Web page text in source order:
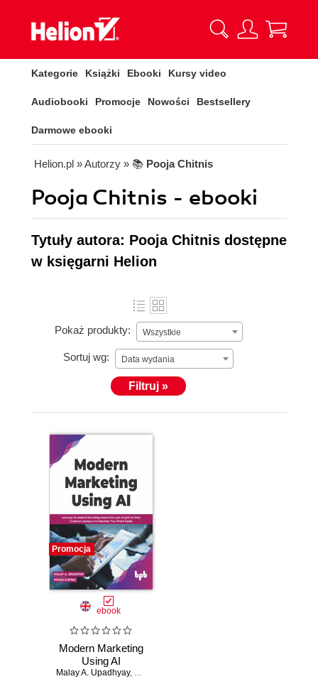
Kategorie Książki Ebooki Kursy video
Audiobooki Promocje Nowości Bestsellery
Darmowe ebooki
Helion.pl » Autorzy » 📚 Pooja Chitnis
Pooja Chitnis - ebooki
Tytuły autora: Pooja Chitnis dostępne
w księgarni Helion
Pokaż produkty: Wszystkie
Sortuj wg: Data wydania
Filtruj »
Promocja
ebook
Modern Marketing
Using AI
Malay A. Upadhyay, Pooja Chitnis